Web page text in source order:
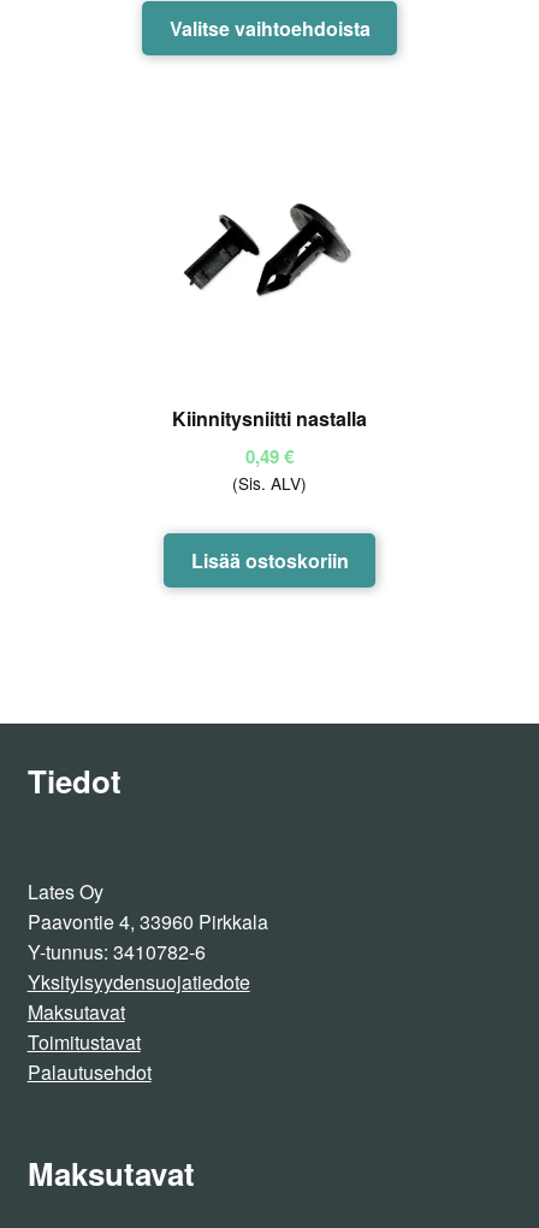
Valitse vaihtoehdoista
Tällä
tuotteella
Kiinnitysniitti nastalla
0,49€
(Sis. ALV)
Lisää ostoskoriin
Tiedot
Lates Oy
Paavontie 4, 33960 Pirkkala
Y-tunnus: 3410782-6
Yksityisyydensuojatiedote
Maksutavat
Toimitustavat
Palautusehdot
Maksutavat